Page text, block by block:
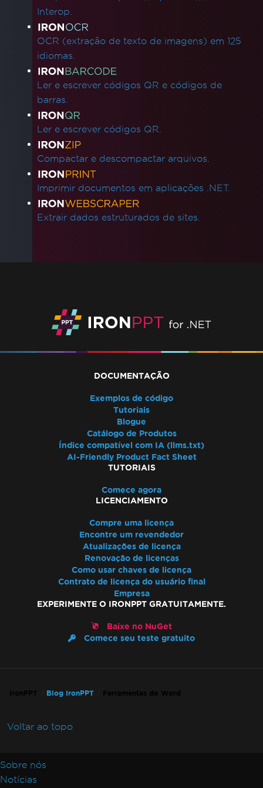
Interop.
OCR (extração de texto de imagens) em 125
idiomas.
Ler e escrever códigos QR e códigos de
barras.
Ler e escrever códigos QR.
Compactar e descompactar arquivos.
Imprimir documentos em aplicações .NET.
Extrair dados estruturados de sites.
DOCUMENTAÇÃO
Exemplos de código
Tutoriais
Blogue
Catálogo de Produtos
Índice compatível com IA (llms.txt)
AI-Friendly Product Fact Sheet
TUTORIAIS
Comece agora
LICENCIAMENTO
Compre uma licença
Encontre um revendedor
Atualizações de licença
Renovação de licenças
Como usar chaves de licença
Contrato de licença do usuário final
Empresa
EXPERIMENTE O IRONPPT GRATUITAMENTE.
Baixe no NuGet
Comece seu teste gratuito
IronPPT Blog IronPPT Ferramentas do Word
Voltar ao topo
Sobre nós
Notícias